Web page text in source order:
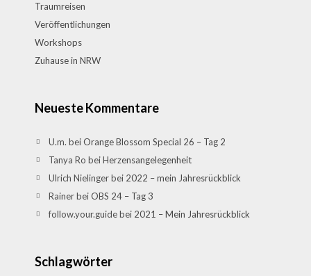
Traumreisen
Veröffentlichungen
Workshops
Zuhause in NRW
Neueste Kommentare
U.m. beiOrange Blossom Special 26 – Tag 2
Tanya Ro beiHerzensangelegenheit
Ulrich Nielingerbei 2022 – mein Jahresrückblick
RainerbeiOBS 24 – Tag 3
follow.your.guidebei 2021 – Mein Jahresrückblick
Schlagwörter